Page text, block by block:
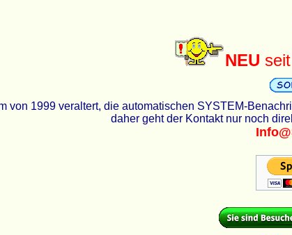
NEU
von 1999 veraltert, die automatischen SYSTEM-
daher geht der Kontakt nur noch